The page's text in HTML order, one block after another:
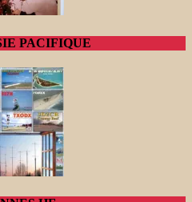
PACIFIQUE